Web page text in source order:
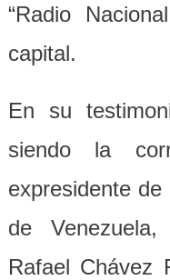
“Radio
capital.
En su
siendo la
expresidente
de
Rafael Chávez